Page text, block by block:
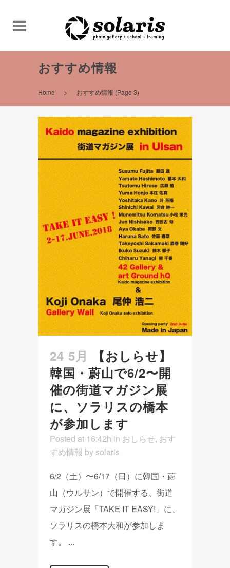
おすすめ情報
Home > おすすめ情報 (Page 3)
24 5月
【おしらせ】
韓国・蔚山で6/2〜開
催の街道マガジン展
に、ソラリスの橋本
が参加します
Posted at 16:42h in おしらせ, おす
すめ情報 by solaris
6/2（土）〜6/17（日）に韓国・蔚
山（ウルサン）で開催する、街道
マガジン展「TAKE IT EASY!」に、
ソラリスの橋本大和が参加しま
す。 ...